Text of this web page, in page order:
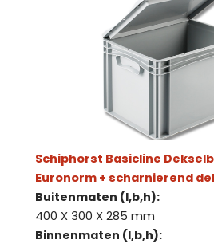
Schiphorst Basicline
Euronorm + scharnierend
Buitenmaten (l,b,h):
400 X 300 X 285 mm
Binnenmaten (l,b,h):